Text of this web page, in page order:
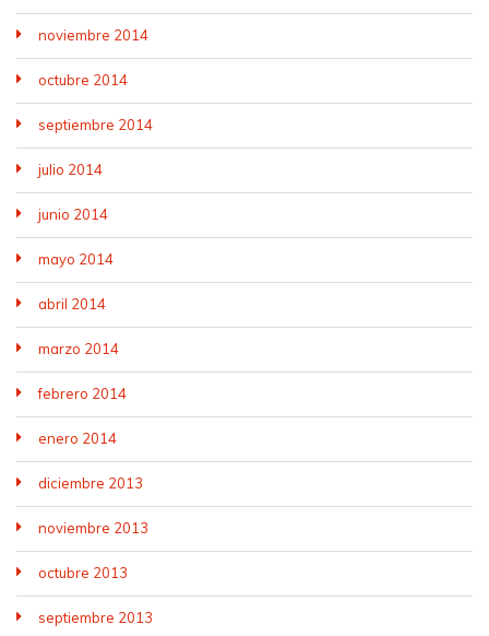
noviembre 2014
octubre 2014
septiembre 2014
julio 2014
junio 2014
mayo 2014
abril 2014
marzo 2014
febrero 2014
enero 2014
diciembre 2013
noviembre 2013
octubre 2013
septiembre 2013